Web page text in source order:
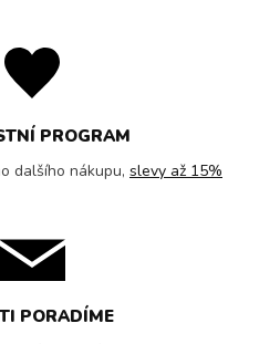
PROGRAM
dalšího nákupu, slevy až 15%
PORADÍME